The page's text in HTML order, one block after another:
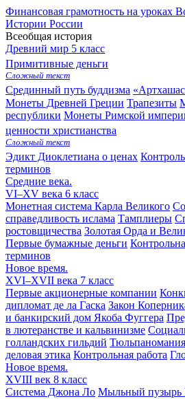
Финансовая грамотность на уроках
Истории России
Всеобщая история
Древний мир 5 класс
Примитивные деньги
Сложный текст
Срединный путь буддизма
Монеты Древней Греции Трапезиты
республики Монеты Римской
ценности христианства
Сложный текст
Эдикт Диоклетиана о ценах
терминов
Средние века.
VI–XV века 6 класс
Монетная система Карла Великого
справедливость ислама Тамплиеры
ростовщичества Золотая Орда и
Первые бумажные деньги
терминов
Новое время.
XVI–XVII века 7 класс
Первые акционерные компании
дипломат де ла Гаска Закон
и банкирский дом Якоба Фуггера
в лютеранстве и кальвинизме
голландских гильдий Тюльпаномания
деловая этика Контрольная работа
Новое время.
XVIII век 8 класс
Система Джона Ло Мыльный